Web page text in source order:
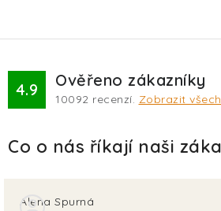
4.9 Ověřeno zákazníky
10092 recenzí. Zobrazit
Alena Spurná